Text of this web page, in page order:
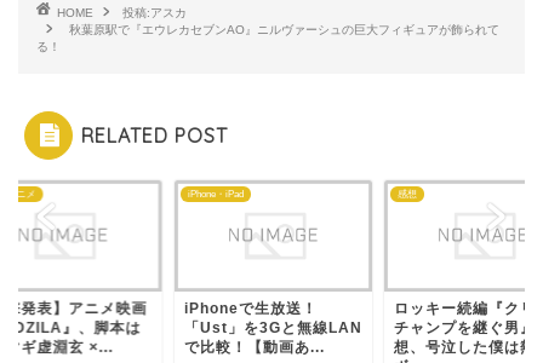
HOME
投稿:アスカ
秋葉原駅で『エウレカセブンAO』ニルヴァーシュの巨大フィギュアが飾られて
る！
RELATED POST
アニメ
撃発表】アニメ映画
』、脚本は
マギ虚淵玄 ×...
iPhone・iPad
iPhoneで生放送！
「Ust」を3Gと無線LAN
で比較！【動画あ...
感想
ロッキー続編『クリ
チャンプを継ぐ男』
想、号泣した僕は熱